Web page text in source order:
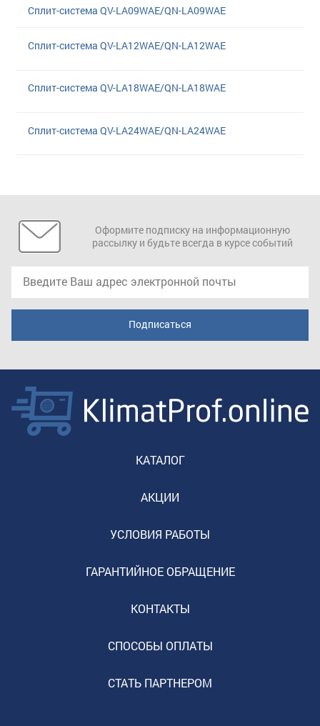
Сплит-система QV-LA09WAE/QN-LA09WAE
Сплит-система QV-LA12WAE/QN-LA12WAE
Сплит-система QV-LA18WAE/QN-LA18WAE
Сплит-система QV-LA24WAE/QN-LA24WAE
Оформите подписку на информационную
рассылку и будьте всегда в курсе событий
КАТАЛОГ
АКЦИИ
УСЛОВИЯ РАБОТЫ
ГАРАНТИЙНОЕ ОБРАЩЕНИЕ
КОНТАКТЫ
СПОСОБЫ ОПЛАТЫ
СТАТЬ ПАРТНЕРОМ